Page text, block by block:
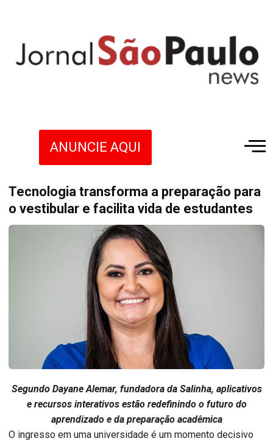
ANUNCIE AQUI
Tecnologia transforma a preparação para
o vestibular e facilita vida de estudantes
Segundo Dayane Alemar, fundadora da Salinha, aplicativos
e recursos interativos estão redefinindo o futuro do
aprendizado e da preparação acadêmica
O ingresso em uma universidade é um momento decisivo